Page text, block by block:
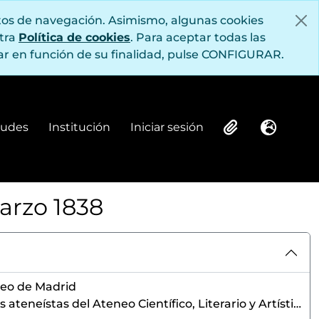
de navegación. Asimismo, algunas cookies
Política de cookies. Para aceptar todas las
en función de su finalidad, pulse CONFIGURAR.
Institución
Institución
Iniciar sesión
Iniciar sesión ClipboardIdioma
1838
Provincial de Educación Nacional, órgano perteneciente a Falange
de Madrid (1835-1839)
(1837-1848)
Literatura y Bellas Artes (1837-1847)
de Madrid
del Ateneo Científico, Literario y Artístico de madrid